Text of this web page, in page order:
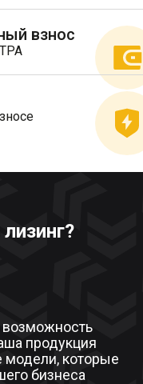
взнос
возможность
продукция
модели, которые
бизнеса